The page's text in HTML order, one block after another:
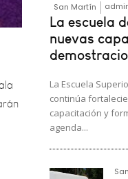
San Martín
La escuela
nuevas
La Escuela
continúa
capacitación y
agenda...